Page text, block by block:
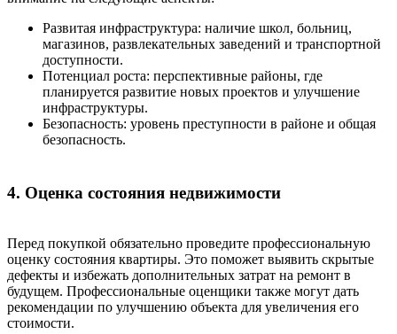
Развитая инфраструктура: наличие школ, больниц,
магазинов, развлекательных заведений и транспортной
доступности.
Потенциал роста: перспективные районы, где
планируется развитие новых проектов и улучшение
инфраструктуры.
Безопасность: уровень преступности в районе и общая
безопасность.
4. Оценка состояния недвижимости
Перед покупкой обязательно проведите профессиональную
оценку состояния квартиры. Это поможет выявить скрытые
дефекты и избежать дополнительных затрат на ремонт в
будущем. Профессиональные оценщики также могут дать
рекомендации по улучшению объекта для увеличения его
стоимости.